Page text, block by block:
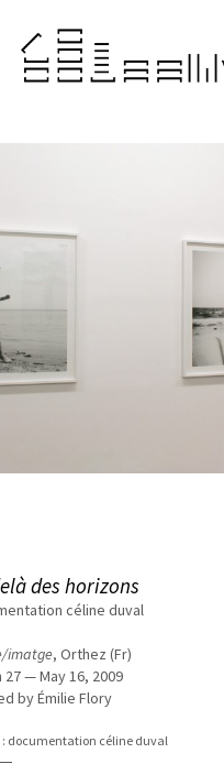
des horizons
céline duval
imatge, Orthez (Fr)
27 — May 16, 2009
by Émilie Flory
: documentation céline duval